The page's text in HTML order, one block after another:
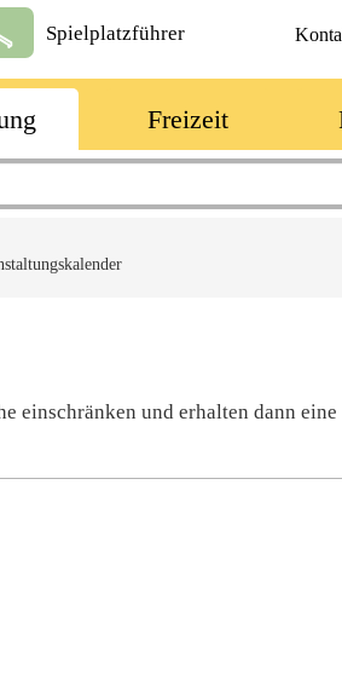
Spielplatzführer
Freizeit
einschränken und erhalten dann eine